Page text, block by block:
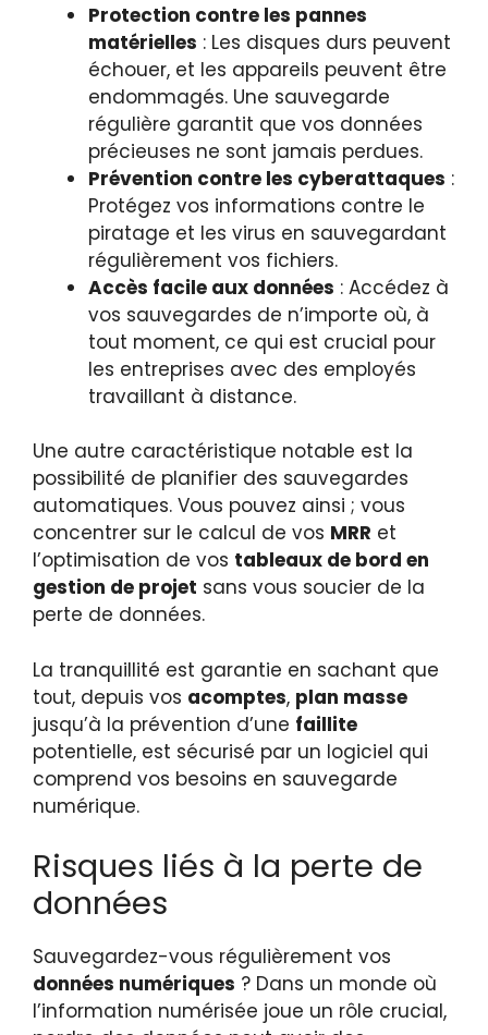
Protection contre les pannes
matérielles : Les disques durs peuvent
échouer, et les appareils peuvent être
endommagés. Une sauvegarde
régulière garantit que vos données
précieuses ne sont jamais perdues.
Prévention contre les cyberattaques :
Protégez vos informations contre le
piratage et les virus en sauvegardant
régulièrement vos fichiers.
Accès facile aux données : Accédez à
vos sauvegardes de n’importe où, à
tout moment, ce qui est crucial pour
les entreprises avec des employés
travaillant à distance.
Une autre caractéristique notable est la
possibilité de planifier des sauvegardes
automatiques. Vous pouvez ainsi ; vous
concentrer sur le calcul de vos MRR et
l’optimisation de vos tableaux de bord en
gestion de projet sans vous soucier de la
perte de données.
La tranquillité est garantie en sachant que
tout, depuis vos acomptes, plan masse
jusqu’à la prévention d’une faillite
potentielle, est sécurisé par un logiciel qui
comprend vos besoins en sauvegarde
numérique.
Risques liés à la perte de
données
Sauvegardez-vous régulièrement vos
données numériques ? Dans un monde où
l’information numérisée joue un rôle crucial,